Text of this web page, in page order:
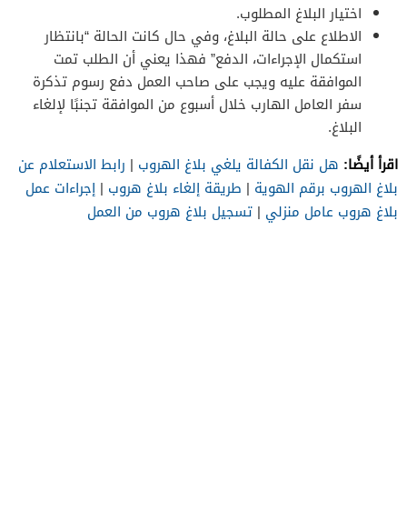
اختيار البلاغ المطلوب.
الاطلاع على حالة البلاغ، وفي حال كانت الحالة “بانتظار
استكمال الإجراءات، الدفع” فهذا يعني أن الطلب تمت
الموافقة عليه ويجب على صاحب العمل دفع رسوم تذكرة
سفر العامل الهارب خلال أسبوع من الموافقة تجنبًا لإلغاء
البلاغ.
اقرأ أيضًا: هل نقل الكفالة يلغي بلاغ الهروب | رابط الاستعلام عن
بلاغ الهروب برقم الهوية | طريقة إلغاء بلاغ هروب | إجراءات عمل
بلاغ هروب عامل منزلي | تسجيل بلاغ هروب من العمل